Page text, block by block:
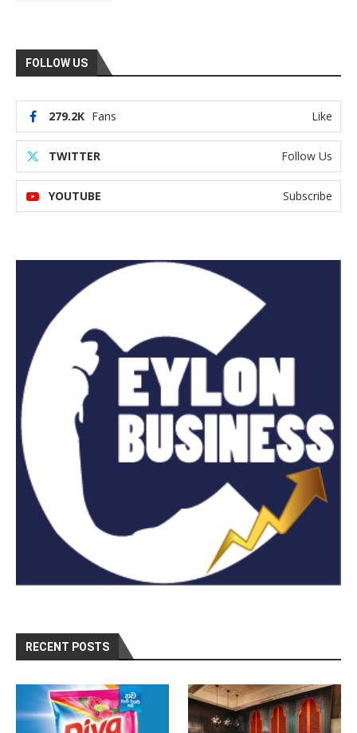
FOLLOW US
279.2K Fans Like
TWITTER Follow Us
YOUTUBE Subscribe
RECENT POSTS